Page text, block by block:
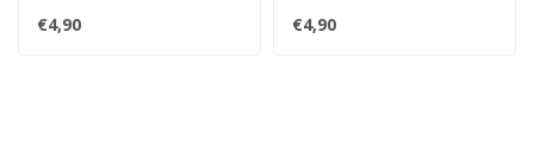
€4,90 €4,90